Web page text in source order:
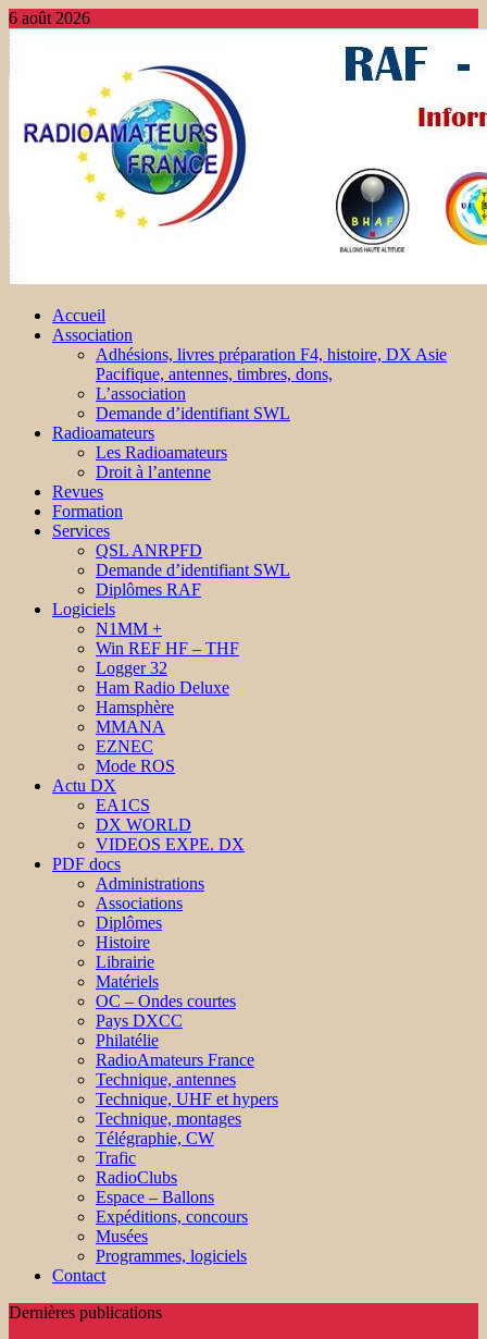
6 août 2026
Accueil
Association
Adhésions, livres préparation F4, histoire, DX Asie
Pacifique, antennes, timbres, dons,
L’association
Demande d’identifiant SWL
Radioamateurs
Les Radioamateurs
Droit à l’antenne
Revues
Formation
Services
QSL ANRPFD
Demande d’identifiant SWL
Diplômes RAF
Logiciels
N1MM +
Win REF HF – THF
Logger 32
Ham Radio Deluxe
Hamsphère
MMANA
EZNEC
Mode ROS
Actu DX
EA1CS
DX WORLD
VIDEOS EXPE. DX
PDF docs
Administrations
Associations
Diplômes
Histoire
Librairie
Matériels
OC – Ondes courtes
Pays DXCC
Philatélie
RadioAmateurs France
Technique, antennes
Technique, UHF et hypers
Technique, montages
Télégraphie, CW
Trafic
RadioClubs
Espace – Ballons
Expéditions, concours
Musées
Programmes, logiciels
Contact
Dernières publications